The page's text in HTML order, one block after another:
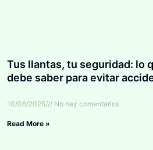
Tus llantas, tu seguridad: lo
debe saber para evitar
10/06/2025 No hay comentarios
Read More »